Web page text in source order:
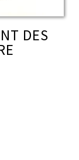
DES